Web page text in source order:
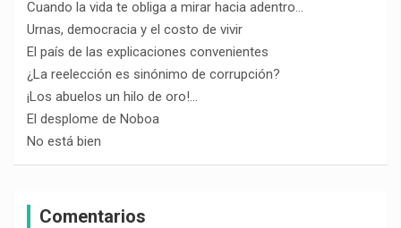
Cuando la vida te obliga a mirar hacia adentro…
Urnas, democracia y el costo de vivir
El país de las explicaciones convenientes
¿La reelección es sinónimo de corrupción?
¡Los abuelos un hilo de oro!…
El desplome de Noboa
No está bien
Comentarios